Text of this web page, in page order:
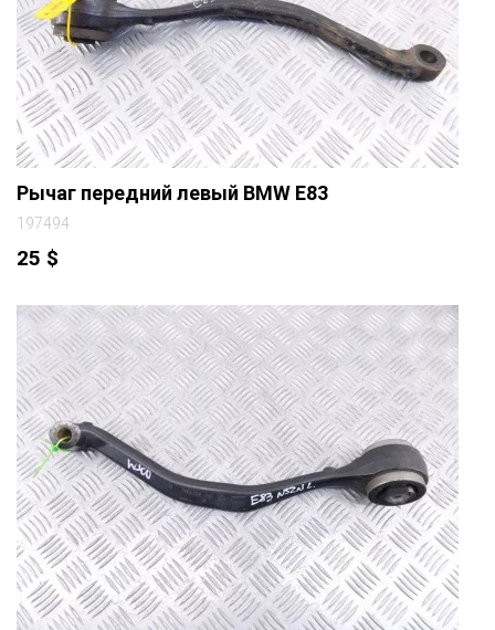
Рычаг передний левый BMW E83
197494
25 $